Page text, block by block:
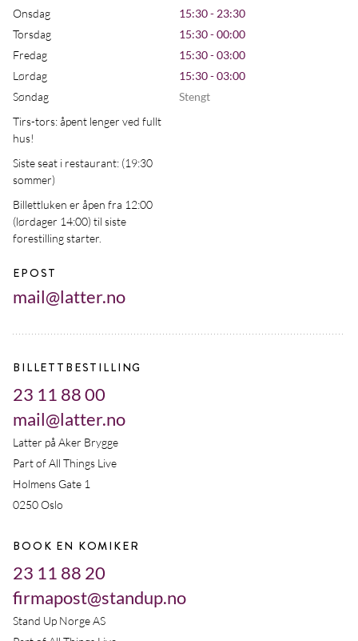
Onsdag
15:30 - 23:30
Torsdag
15:30 - 00:00
Fredag
15:30 - 03:00
Lørdag
15:30 - 03:00
Søndag
Stengt
Tirs-tors: åpent lenger ved fullt
hus!
Siste seat i restaurant: (19:30
sommer)
Billettluken er åpen fra 12:00
(lørdager 14:00) til siste
forestilling starter.
EPOST
mail@latter.no
BILLETTBESTILLING
23 11 88 00
mail@latter.no
Latter på Aker Brygge
Part of All Things Live
Holmens Gate 1
0250 Oslo
BOOK EN KOMIKER
23 11 88 20
firmapost@standup.no
Stand Up Norge AS